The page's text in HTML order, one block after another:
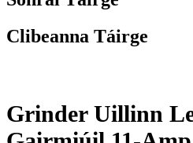
Clibeanna Táirge
Grinder Uillinn